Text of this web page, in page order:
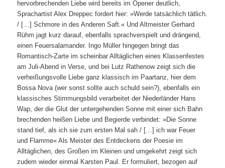
hervorbrechenden Liebe wird bereits im Opener deutlich,
Sprachartist Alex Dreppec fordert hier: »Werde tatsächlich tätlich.
/ […] Schmore in des Anderen Saft.« Und Altmeister Gerhard
Rühm jagt kurz darauf, ebenfalls sprachverspielt und drängend,
einen Feuersalamander. Ingo Müller hingegen bringt das
Romantisch-Zarte im scheinbar Alltäglichen eines Klassenfestes
am Juli-Abend in Verse, und bei Lutz Rathenow zeigt sich die
verheißungsvolle Liebe ganz klassisch im Paartanz, hier dem
Bossa Nova (wer sonst sollte auch schuld sein?), ebenfalls ein
klassisches Stimmungsbild verarbeitet der Niederländer Hans
Wap, der die Glut der untergehenden Sonne mit einer sich Bahn
brechenden heißen Liebe und Begierde verbindet: »Die Sonne
stand tief, als ich sie zum ersten Mal sah / […] ich war Feuer
und Flamme« Als Meister des Entdeckens der Poesie im
Alltäglichen, des Großen im Kleinen und umgekehrt zeigt sich
zudem wieder einmal Karsten Paul. Er formuliert, bezogen auf